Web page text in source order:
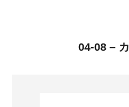
04-08 –